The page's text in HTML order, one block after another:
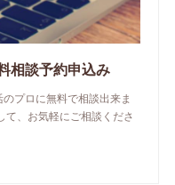
相談予約申込み
プロに無料で相談出来ま
て、お気軽にご相談くださ